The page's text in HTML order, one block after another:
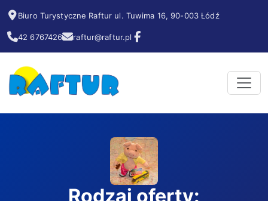
Biuro Turystyczne Raftur ul. Tuwima 16, 90-003 Łódź
42 6767426 raftur@raftur.pl
Rodzaj oferty: